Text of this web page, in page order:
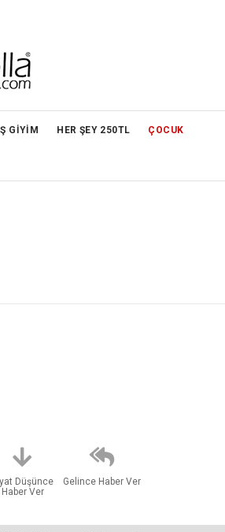
GİYİM HER ŞEY 250TL ÇOCUK
Düşünce
Haber Ver
Gelince Haber Ver